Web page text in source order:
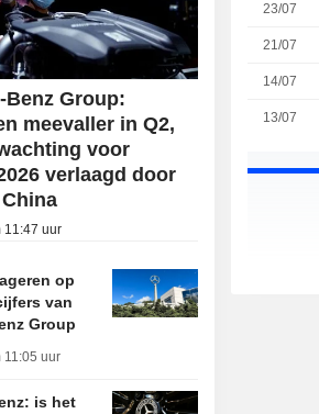
23/07
21/07
14/07
13/07
Benz Group:
meevaller in Q2,
voor
verlaagd door
11:47 uur
op
van
Group
uur
is het